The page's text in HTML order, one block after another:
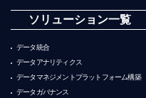
ソリューション一覧
データ統合
データアナリティクス
データマネジメントプラットフォーム構築
データガバナンス